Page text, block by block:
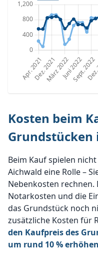
Kosten beim
Grundstücken
Beim Kauf spielen
Aichwald eine Rolle –
Nebenkosten rechnen.
Notarkosten und die
das Grundstück noch
zusätzliche Kosten für
den Kaufpreis des
um rund 10 % erhöhen